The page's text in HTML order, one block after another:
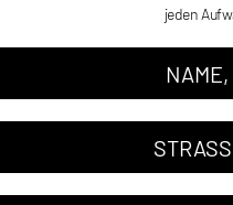
jeden